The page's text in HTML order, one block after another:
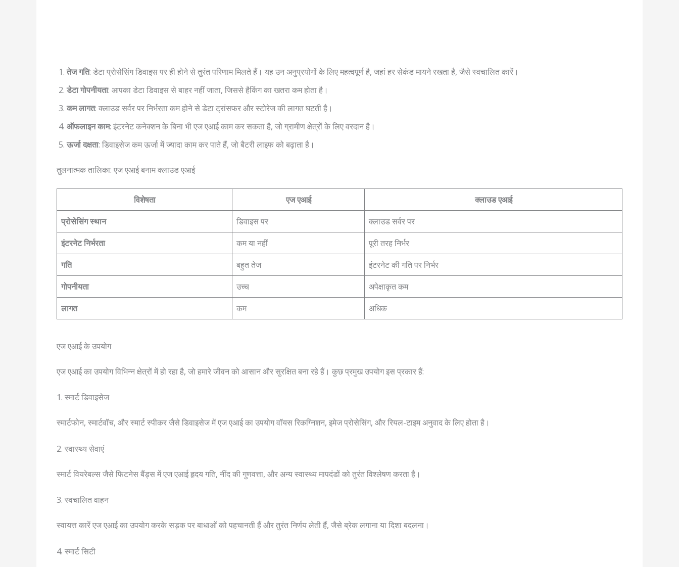
तेज गति: डेटा प्रोसेसिंग डिवाइस पर ही होने से तुरंत परिणाम मिलते हैं। यह उन अनुप्रयोगों के लिए महत्वपूर्ण है, जहां हर सेकंड मायने रखता है, जैसे स्वचालित कारें।
डेटा गोपनीयता: आपका डेटा डिवाइस से बाहर नहीं जाता, जिससे हैकिंग का खतरा कम होता है।
कम लागत: क्लाउड सर्वर पर निर्भरता कम होने से डेटा ट्रांसफर और स्टोरेज की लागत घटती है।
ऑफलाइन काम: इंटरनेट कनेक्शन के बिना भी एज एआई काम कर सकता है, जो ग्रामीण क्षेत्रों के लिए वरदान है।
ऊर्जा दक्षता: डिवाइसेज कम ऊर्जा में ज्यादा काम कर पाते हैं, जो बैटरी लाइफ को बढ़ाता है।
तुलनात्मक तालिका: एज एआई बनाम क्लाउड एआई
विशेषता एज एआई
क्लाउड एआई
प्रोसेसिंग स्थान
डिवाइस पर
क्लाउड सर्वर पर
इंटरनेट निर्भरता
कम या नहीं
पूरी तरह निर्भर
गति
बहुत तेज
इंटरनेट की गति पर निर्भर
गोपनीयता
उच्च
अपेक्षाकृत कम
लागत
कम अधिक
एज एआई के उपयोग
एज एआई का उपयोग विभिन्न क्षेत्रों में हो रहा है, जो हमारे जीवन को आसान और सुरक्षित बना रहे हैं। कुछ प्रमुख उपयोग इस प्रकार हैं:
1. स्मार्ट डिवाइसेज
स्मार्टफोन, स्मार्टवॉच, और स्मार्ट स्पीकर जैसे डिवाइसेज में एज एआई का उपयोग वॉयस रिकग्निशन, इमेज प्रोसेसिंग, और रियल-टाइम अनुवाद के लिए होता है।
2. स्वास्थ्य सेवाएं
स्मार्ट वियरेबल्स जैसे फिटनेस बैंड्स में एज एआई हृदय गति, नींद की गुणवत्ता, और अन्य स्वास्थ्य मापदंडों को तुरंत विश्लेषण करता है।
3. स्वचालित वाहन
स्वायत्त कारें एज एआई का उपयोग करके सड़क पर बाधाओं को पहचानती हैं और तुरंत निर्णय लेती हैं, जैसे ब्रेक लगाना या दिशा बदलना।
4. स्मार्ट सिटी